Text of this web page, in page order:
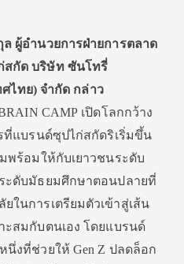
ผู้อำนวยการฝ่ายการตลาด
กัด บริษัท ซันโทรี่
ศไทย) จำกัด กล่าว
CAMP เปิดโลกกว้าง
ที่แบรนด์ซุปไก่สกัดริเริ่มขึ้น
พร้อมให้กับเยาวชนระดับ
ะดับมัธยมศึกษาตอนปลายที่
ในการเตรียมตัวเข้าสู่เส้น
ะสมกับตนเอง โดยแบรนด์
งที่ช่วยให้ Gen Z ปลดล็อก